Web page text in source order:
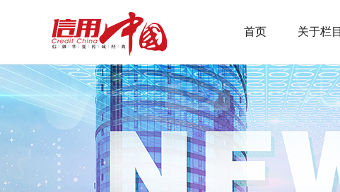
首页 关于栏目